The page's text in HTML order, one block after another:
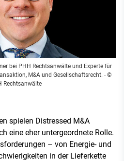
bei PHH Rechtsanwälte und Experte für
M&A und Gesellschaftsrecht. - ©
Rechtsanwälte
spielen Distressed M&A
eine eher untergeordnete Rolle.
– von Energie- und
in der Lieferkette